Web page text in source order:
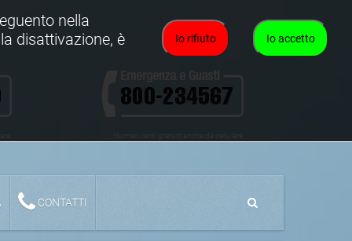
CONTATTI
Io accetto
Io rifiuto
nella
disattivazione, è